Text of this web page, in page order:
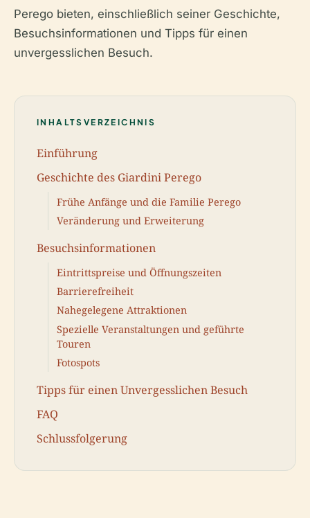
Perego bieten, einschließlich seiner Geschichte,
Besuchsinformationen und Tipps für einen
unvergesslichen Besuch.
INHALTSVERZEICHNIS
Einführung
Geschichte des Giardini Perego
Frühe Anfänge und die Familie Perego
Veränderung und Erweiterung
Besuchsinformationen
Eintrittspreise und Öffnungszeiten
Barrierefreiheit
Nahegelegene Attraktionen
Spezielle Veranstaltungen und geführte
Touren
Fotospots
Tipps für einen Unvergesslichen Besuch
FAQ
Schlussfolgerung